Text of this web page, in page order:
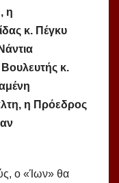
η
κ. Πέγκυ
κ.
η Πρόεδρος
ο «Ίων» θα